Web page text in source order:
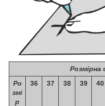
Розмірна
Ро
змі
р
36 37 38 39 40